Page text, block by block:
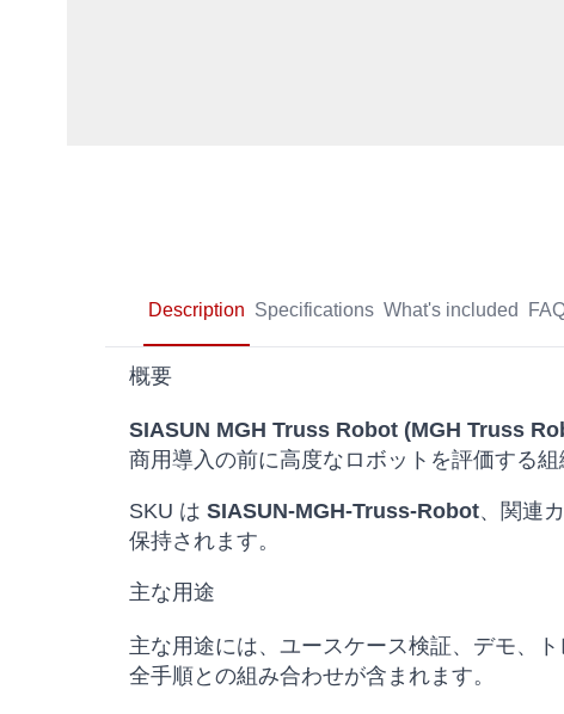
Description Specifications What's included
概要
SIASUN MGH Truss Robot (MGH Truss
商用導入の前に高度なロボットを評価する組
SKU は SIASUN-MGH-Truss-Robot、関連
保持されます。
主な用途
主な用途には、ユースケース検証、デモ、
全手順との組み合わせが含まれます。